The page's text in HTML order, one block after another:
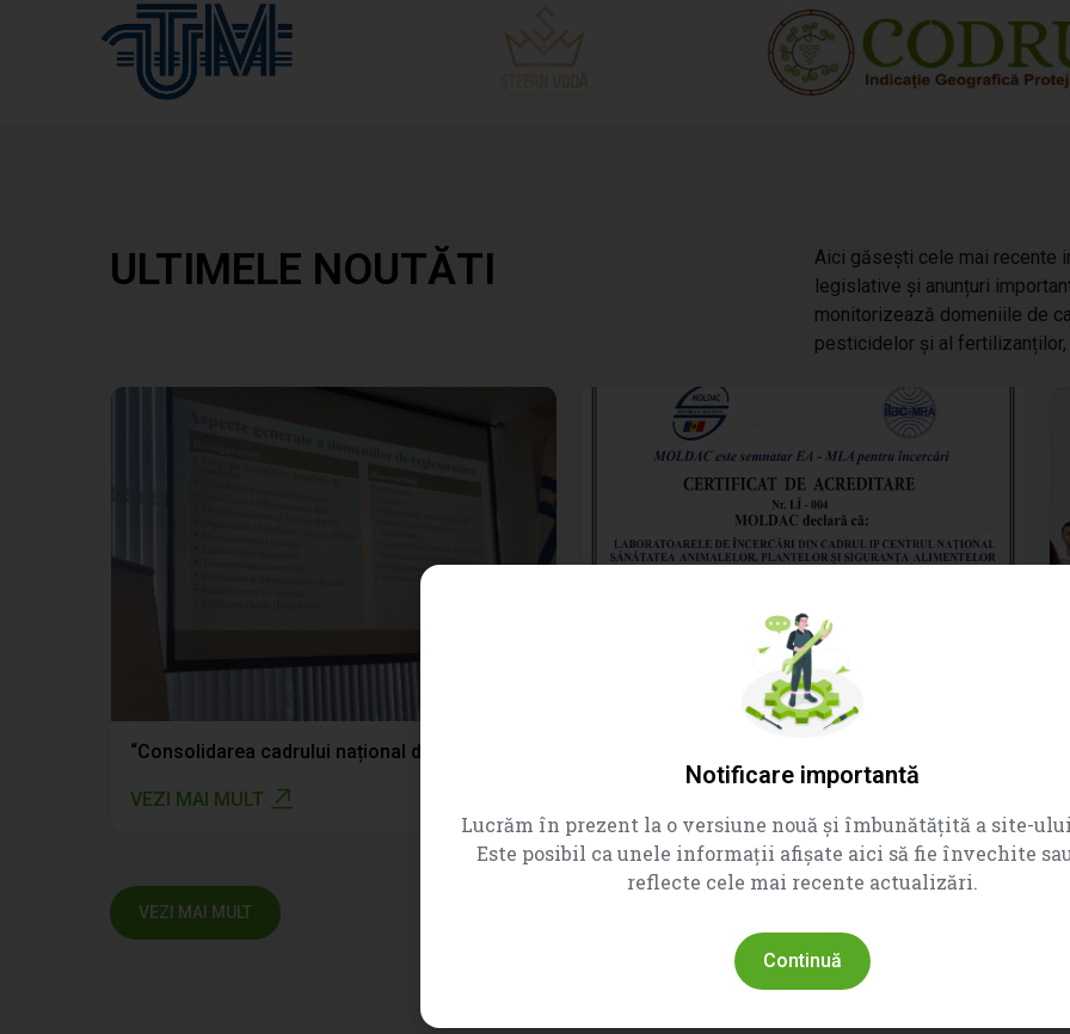
ULTIMELE NOUTĂTI
Aici găsești cele mai recente
legislative și anunțuri
monitorizează domeniile de
pesticidelor și al
VEZI MAI MULT
VEZI MAI MULT
Notificare importantă
Lucrăm în prezent la o versiune nouă și îmbunătățită a site-
Este posibil ca unele informații afișate aici să fie învechite
reflecte cele mai recente actualizări.
Continuă